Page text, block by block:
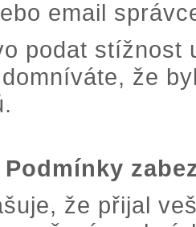
email
podat
že
Podmínky
že přijal